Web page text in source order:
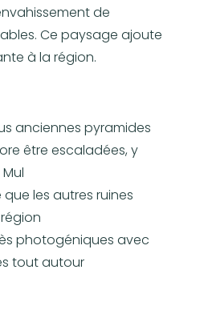
de
Ce paysage ajoute
à la région.
anciennes pyramides
être escaladées, y
les autres ruines
photogéniques avec
tout autour